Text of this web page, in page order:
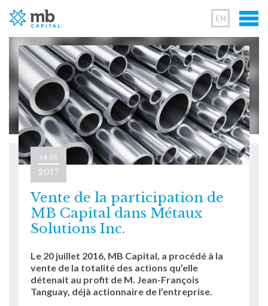
EN
18.05
2017
Vente de la participation de
MB Capital dans Métaux
Solutions Inc.
Le 20 juillet 2016, MB Capital, a procédé à la
vente de la totalité des actions qu’elle
détenait au profit de M. Jean-François
Tanguay, déjà actionnaire de l’entreprise.